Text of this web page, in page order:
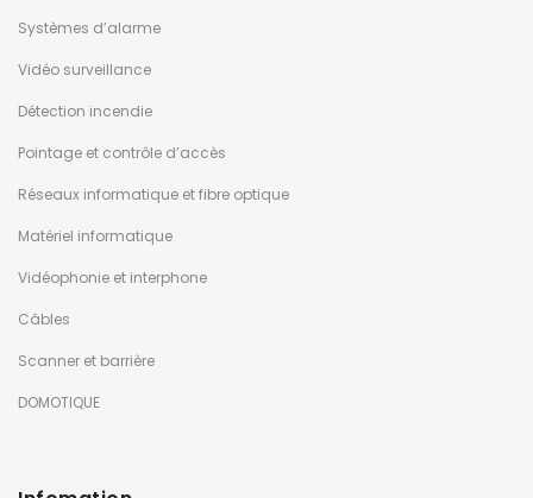
Systèmes d’alarme
Vidéo surveillance
Détection incendie
Pointage et contrôle d’accès
Réseaux informatique et fibre optique
Matériel informatique
Vidéophonie et interphone
Câbles
Scanner et barrière
DOMOTIQUE